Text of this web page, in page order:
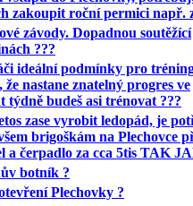
zakoupit roční permici např.
závody. Dopadnou soutěžící
???
ideální podmínky pro
nastane znatelný progres ve
budeš asi trénovat ???
zase vyrobit ledopád, je
brigoškám na Plechovce
a čerpadlo za cca 5tis TAK
botník ?
Plechovky ?